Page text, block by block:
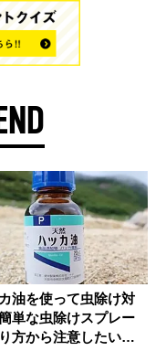
油を使って虫除け対
単な虫除けスプレー
方から注意したい点